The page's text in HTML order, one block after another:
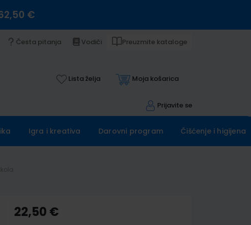
€
Česta pitanja Vodiči Preuzmite kataloge
Lista želja Moja košarica
Prijavite se
Igra i kreativa Darovni program Čišćenje i higijena
22,50 €